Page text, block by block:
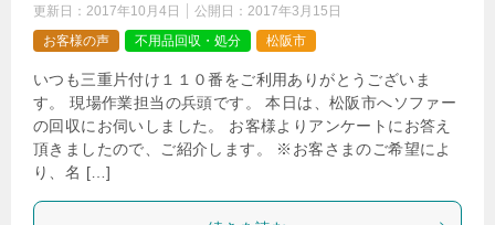
更新日： 2017年10月4日 公開日： 2017年3月15日
お客様の声
不用品回収・処分 松阪市
いつも三重片付け１１０番をご利用ありがとうございま
す。 現場作業担当の兵頭です。 本日は、松阪市へソファー
の回収にお伺いしました。 お客様よりアンケートにお答え
頂きましたので、ご紹介します。 ※お客さまのご希望によ
り、名 […]